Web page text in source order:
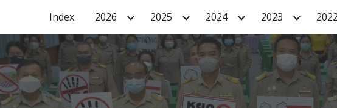
Skip to main content Skip
Index 2026 2025 2024 2023 2022